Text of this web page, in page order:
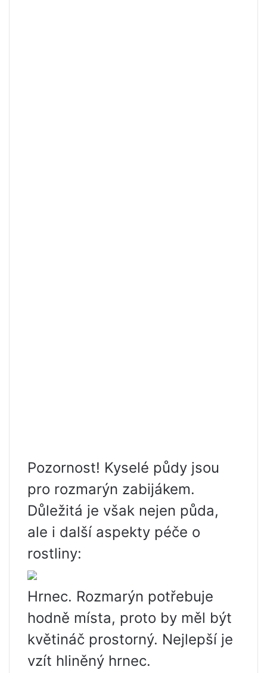
Pozornost! Kyselé půdy jsou
pro rozmarýn zabijákem.
Důležitá je však nejen půda,
ale i další aspekty péče o
rostliny:
Hrnec. Rozmarýn potřebuje
hodně místa, proto by měl být
květináč prostorný. Nejlepší je
vzít hliněný hrnec.